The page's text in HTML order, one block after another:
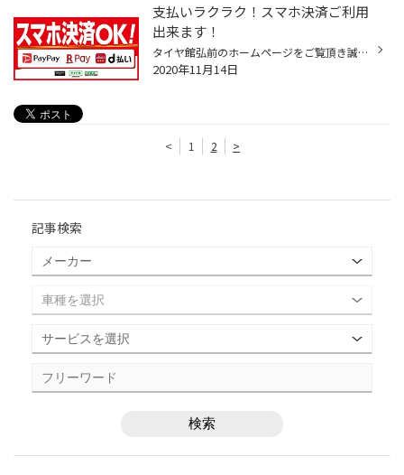
支払いラクラク！スマホ決済ご利用
出来ます！
タイヤ館弘前のホームページをご覧頂き誠にありがとうございます(*'▽')！ タイヤ館弘前でもスマホ決済をご利用いただけます(*'▽')♪ 対象はpaypay・楽天pay・ｄ払いの３種類 タイヤ館弘前をご利用の際はぜひご利用ください♪ タイヤ交換の季節となり作業が集中しております。 毎日当日受付も実施して...
2020年11月14日
< 1 2 >
記事検索